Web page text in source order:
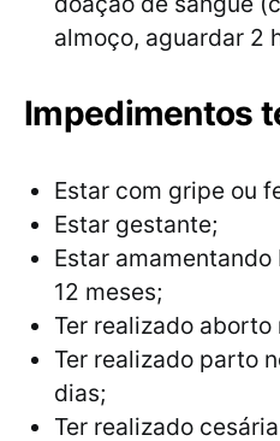
almoço, aguardar 2
Impedimentos
Estar com gripe ou
Estar gestante;
Estar
12 meses;
Ter realizado
Ter realizado parto
dias;
Ter realizado